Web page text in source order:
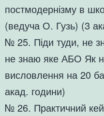
постмодернізму в
(ведуча О. Гузь) (3
№ 25. Піди туди, не
не знаю яке АБО Як
висловлення на 20
акад. години)
№ 26. Практичний